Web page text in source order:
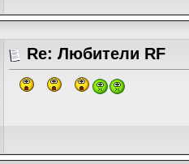
Re: Любители RF